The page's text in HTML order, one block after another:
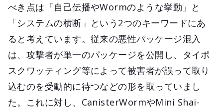
べき点は「自己伝播やWormのような挙動」と
「システムの横断」という2つのキーワードにあ
ると考えています。従来の悪性パッケージ混入
は、攻撃者が単一のパッケージを公開し、タイポ
スクワッティング等によって被害者が誤って取り
込むのを受動的に待つなどの形を取っていまし
た。これに対し、CanisterWormやMini Shai-